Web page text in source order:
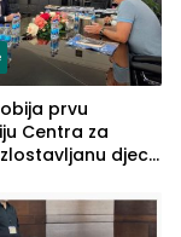
prvu
Centra za
djecu